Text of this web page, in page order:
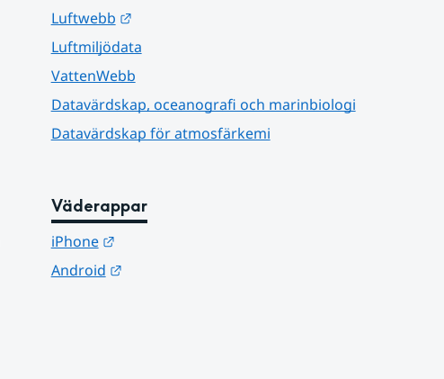
Luftwebb
Länk till annan webbplats.
Luftmiljödata
VattenWebb
Datavärdskap, oceanografi och marinbiologi
Datavärdskap för atmosfärkemi
Väderappar
iPhone
Länk till annan webbplats.
Android
Länk till annan webbplats.